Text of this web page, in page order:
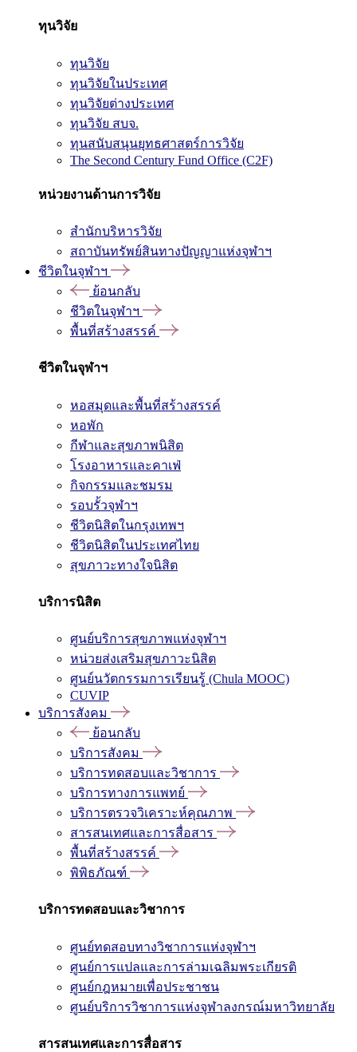
ทุนวิจัย
ทุนวิจัย
ทุนวิจัยในประเทศ
ทุนวิจัยต่างประเทศ
ทุนวิจัย สบจ.
ทุนสนับสนุนยุทธศาสตร์การวิจัย
The Second Century Fund Office (C2F)
หน่วยงานด้านการวิจัย
สำนักบริหารวิจัย
สถาบันทรัพย์สินทางปัญญาแห่งจุฬาฯ
ชีวิตในจุฬาฯ
ย้อนกลับ
ชีวิตในจุฬาฯ
พื้นที่สร้างสรรค์
ชีวิตในจุฬาฯ
หอสมุดและพื้นที่สร้างสรรค์
หอพัก
กีฬาและสุขภาพนิสิต
โรงอาหารและคาเฟ่
กิจกรรมและชมรม
รอบรั้วจุฬาฯ
ชีวิตนิสิตในกรุงเทพฯ
ชีวิตนิสิตในประเทศไทย
สุขภาวะทางใจนิสิต
บริการนิสิต
ศูนย์บริการสุขภาพแห่งจุฬาฯ
หน่วยส่งเสริมสุขภาวะนิสิต
ศูนย์นวัตกรรมการเรียนรู้ (Chula MOOC)
CUVIP
บริการสังคม
ย้อนกลับ
บริการสังคม
บริการทดสอบและวิชาการ
บริการทางการแพทย์
บริการตรวจวิเคราะห์คุณภาพ
สารสนเทศและการสื่อสาร
พื้นที่สร้างสรรค์
พิพิธภัณฑ์
บริการทดสอบและวิชาการ
ศูนย์ทดสอบทางวิชาการแห่งจุฬาฯ
ศูนย์การแปลและการล่ามเฉลิมพระเกียรติ
ศูนย์กฎหมายเพื่อประชาชน
ศูนย์บริการวิชาการแห่งจุฬาลงกรณ์มหาวิทยาลัย
สารสนเทศและการสื่อสาร